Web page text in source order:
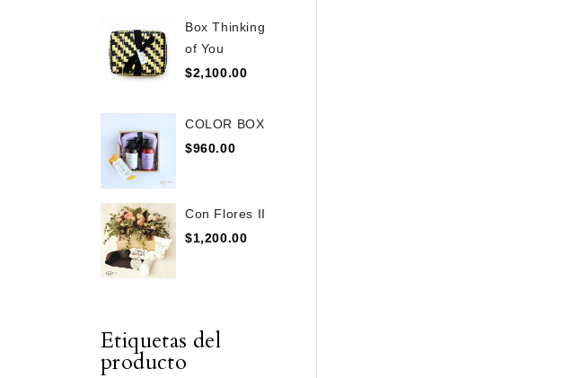
Box Thinking
of You
$2,100.00
COLOR BOX
$960.00
Con Flores II
$1,200.00
Etiquetas del
producto